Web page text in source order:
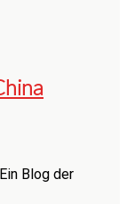
Blog der